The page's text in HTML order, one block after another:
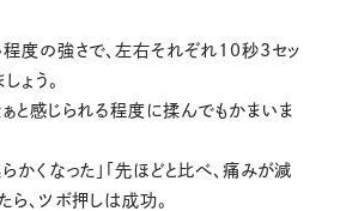
度の強さで、左右それぞれ10秒3セッ
ょう。
と感じられる程度に揉んでもかまいま
かくなった」「先ほどと比べ、痛みが減
ら、ツボ押しは成功。